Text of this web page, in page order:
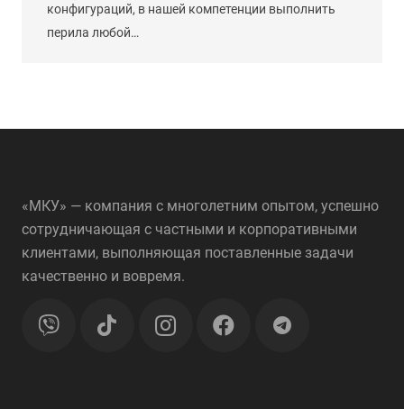
конфигураций, в нашей компетенции выполнить
перила любой…
«МКУ» — компания с многолетним опытом, успешно
сотрудничающая с частными и корпоративными
клиентами, выполняющая поставленные задачи
качественно и вовремя.
telegram